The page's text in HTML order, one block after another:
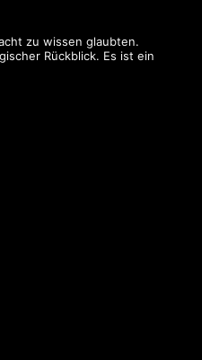
zu wissen glaubten.
Rückblick. Es ist ein